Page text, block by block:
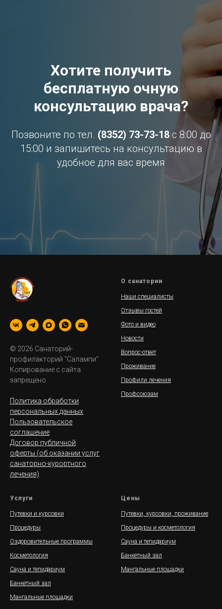
Хотите получить
бесплатную очную
консультацию врача?
Позвоните по тел. (8352) 73-73-18 с 8:00 до
15:00 и запишитесь на консультацию в
удобное для вас время
© 2026 Санаторий-
профилакторий "Салампи"
Копирование с сайта
запрещено
Политика обработки
персональных данных
Пользовательское
соглашение
Договор публичной
оферты (об оказании услуг
санаторно-курортного
лечения)
О санатории
Наши специалисты
Отзывы гостей
Фото и видео
Новости
Вопрос-ответ
Проживание
Профили лечения
Профсоюзам
Услуги
Путевки и курсовки
Процедуры
Оздоровительные программы
Косметология
Сауна и тепидариум
Банкетный зал
Мангальные площадки
Цены
Путевки, курсовки, проживание
Процедуры и косметология
Сауна и тепидариум
Банкетный зал
Мангальные площадки